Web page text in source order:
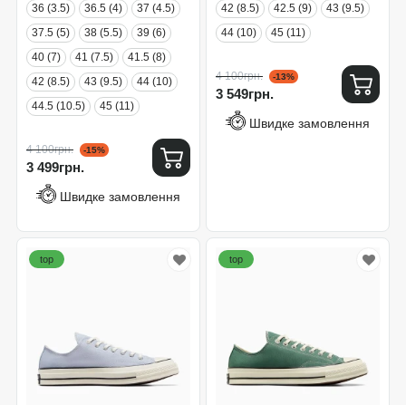
36 (3.5)
36.5 (4)
37 (4.5)
37.5 (5)
38 (5.5)
39 (6)
40 (7)
41 (7.5)
41.5 (8)
42 (8.5)
43 (9.5)
44 (10)
44.5 (10.5)
45 (11)
4 100грн. -15%
3 499грн.
Швидке замовлення
42 (8.5)
42.5 (9)
43 (9.5)
44 (10)
45 (11)
4 100грн. -13%
3 549грн.
Швидке замовлення
top top